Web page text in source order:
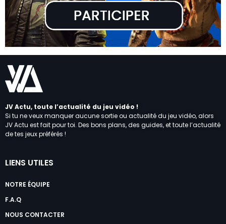
JV Actu, toute l’actualité du jeu vidéo !
Si tu ne veux manquer aucune sortie ou actualité du jeu vidéo, alors
JV Actu est fait pour toi. Des bons plans, des guides, et toute l’actualité
de tes jeux préférés !
LIENS UTILES
NOTRE ÉQUIPE
F.A.Q
NOUS CONTACTER